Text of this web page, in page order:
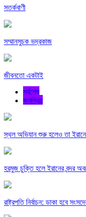
সতর্কবাণী
সম্মানসুচক ভদ্রকাজ
জীবনতো একটাই
সর্বশেষ
জনপ্রিয়
স্থল অভিযান শুরু হলেও তা
হরমুজ চুক্তি হলে ইরানের বন্দর
রাষ্ট্রপতি নির্বাচন: ডাকা হবে